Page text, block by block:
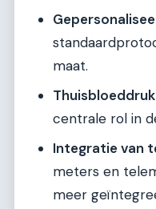
maat.
centrale rol in
Integratie van
meters en
meer